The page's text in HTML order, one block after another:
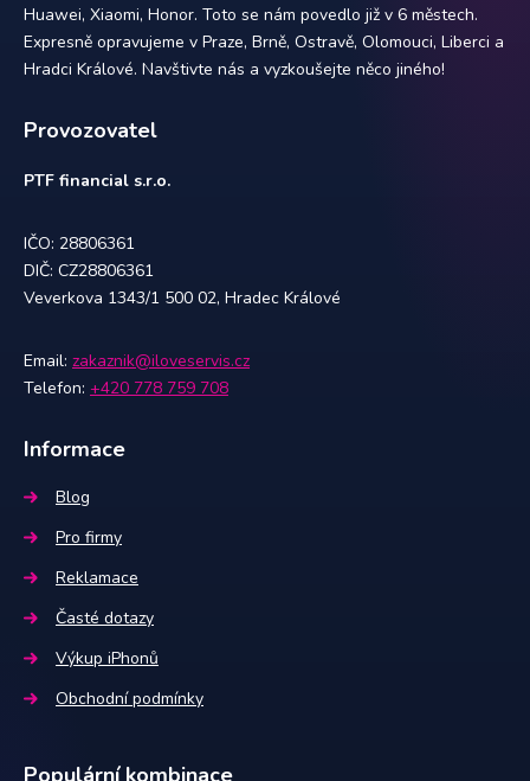
Huawei, Xiaomi, Honor. Toto se nám povedlo již v 6 městech.
Expresně opravujeme v Praze, Brně, Ostravě, Olomouci, Liberci a
Hradci Králové. Navštivte nás a vyzkoušejte něco jiného!
Provozovatel
PTF financial s.r.o.
IČO: 28806361
DIČ: CZ28806361
Veverkova 1343/1 500 02, Hradec Králové
Email: zakaznik@iloveservis.cz
Telefon: +420 778 759 708
Informace
Blog
Pro firmy
Reklamace
Časté dotazy
Výkup iPhonů
Obchodní podmínky
Populární kombinace